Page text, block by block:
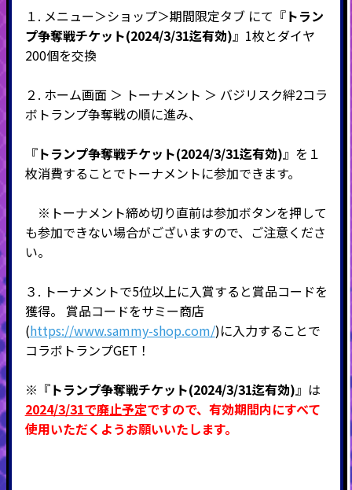
１. メニュー＞ショップ＞期間限定タブ にて『トラン
プ争奪戦チケット(2024/3/31迄有効)』1枚とダイヤ
200個を交換
２. ホーム画面 ＞ トーナメント ＞ バジリスク絆2コラ
ボトランプ争奪戦の順に進み、
『トランプ争奪戦チケット(2024/3/31迄有効)』を１
枚消費することでトーナメントに参加できます。
※トーナメント締め切り直前は参加ボタンを押して
も参加できない場合がございますので、ご注意くださ
い。
３. トーナメントで5位以上に入賞すると賞品コードを
獲得。 賞品コードをサミー商店
(https://www.sammy-shop.com/)に入力することで
コラボトランプGET！
※『トランプ争奪戦チケット(2024/3/31迄有効)』は
2024/3/31で廃止予定ですので、有効期間内にすべて
使用いただくようお願いいたします。